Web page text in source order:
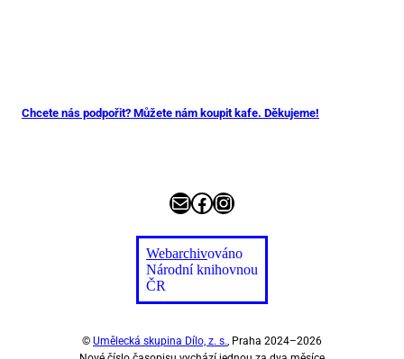
Chcete nás podpořit? Můžete nám koupit kafe. Děkujeme!
E-mailFacebook
Instagram
Webarchivováno
Národní knihovnou
ČR
© Umělecká skupina Dílo, z. s. , Praha 2024–2026